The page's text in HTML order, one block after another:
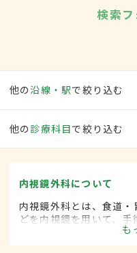
検索
他の沿線・駅で絞り込む
他の 診療科目で絞り込む
内視鏡外科について
内視鏡外科とは、食道
どを内視鏡を用いて、
科の一領域です。胃が
ん、肝臓がんなどさま
も